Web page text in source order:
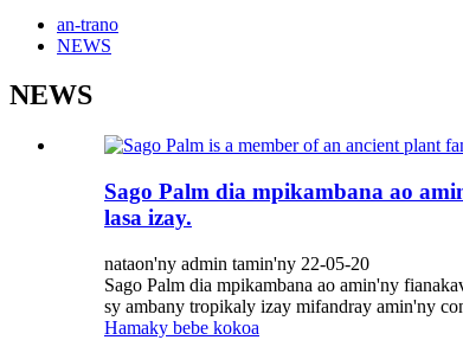
an-trano
NEWS
NEWS
Sago Palm dia mpikambana ao
lasa izay.
nataon'ny admin tamin'ny 22-05-20
Sago Palm dia mpikambana ao amin'ny
sy ambany tropikaly izay mifandray amin'ny
Hamaky bebe kokoa